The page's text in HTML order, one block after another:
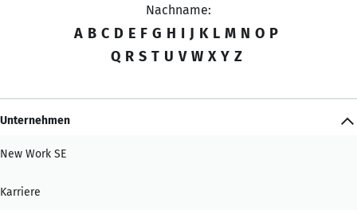
Nachname:
A B C D E F G H I J K L M N O P
Q R S T U V W X Y Z
Unternehmen
New Work SE
Karriere